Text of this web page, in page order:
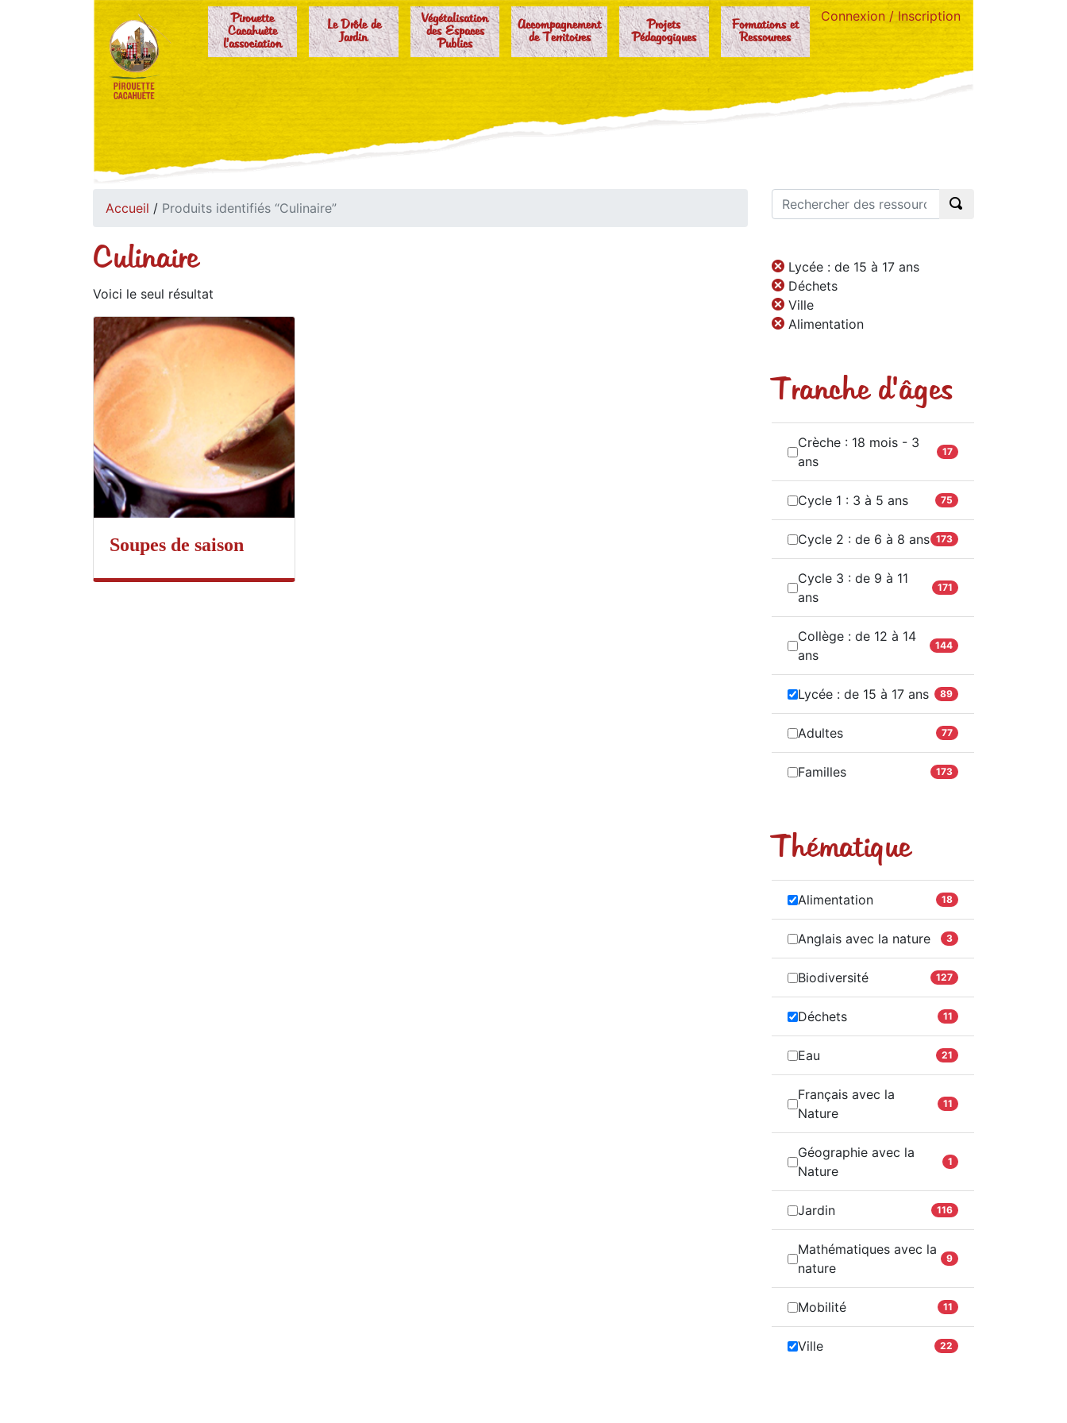
Pirouette
Cacahuète
l'association
Le Drôle de
Jardin
Végétalisation
des Espaces
Publics
Accompagnement
de Territoires
Projets
Pédagogiques
Formations et
Ressources
Connexion / Inscription
Accueil / Produits identifiés “Culinaire”
Culinaire
Voici le seul résultat
Soupes de saison
Lycée : de 15 à 17 ans
Déchets
Ville
Alimentation
Tranche d'âges
Crèche : 18 mois - 3
ans
17
Cycle 1 : 3 à 5 ans 75
Cycle 2 : de 6 à 8 ans 173
Cycle 3 : de 9 à 11
ans
171
Collège : de 12 à 14
ans
144
Lycée : de 15 à 17 ans 89
Adultes 77
Familles 173
Thématique
Alimentation 18
Anglais avec la nature 3
Biodiversité 127
Déchets 11
Eau 21
Français avec la
Nature
11
Géographie avec la
Nature
1
Jardin 116
Mathématiques avec la
nature
9
Mobilité 11
Ville 22